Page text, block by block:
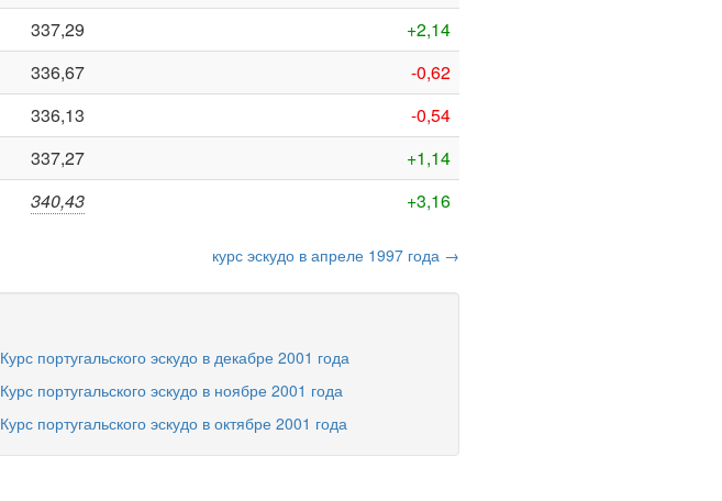
337,29
+2,14
336,67
-0,62
336,13
-0,54
337,27
+1,14
340,43 +3,16
курс эскудо в апреле 1997 года →
Курс португальского эскудо в декабре 2001 года
Курс португальского эскудо в ноябре 2001 года
Курс португальского эскудо в октябре 2001 года